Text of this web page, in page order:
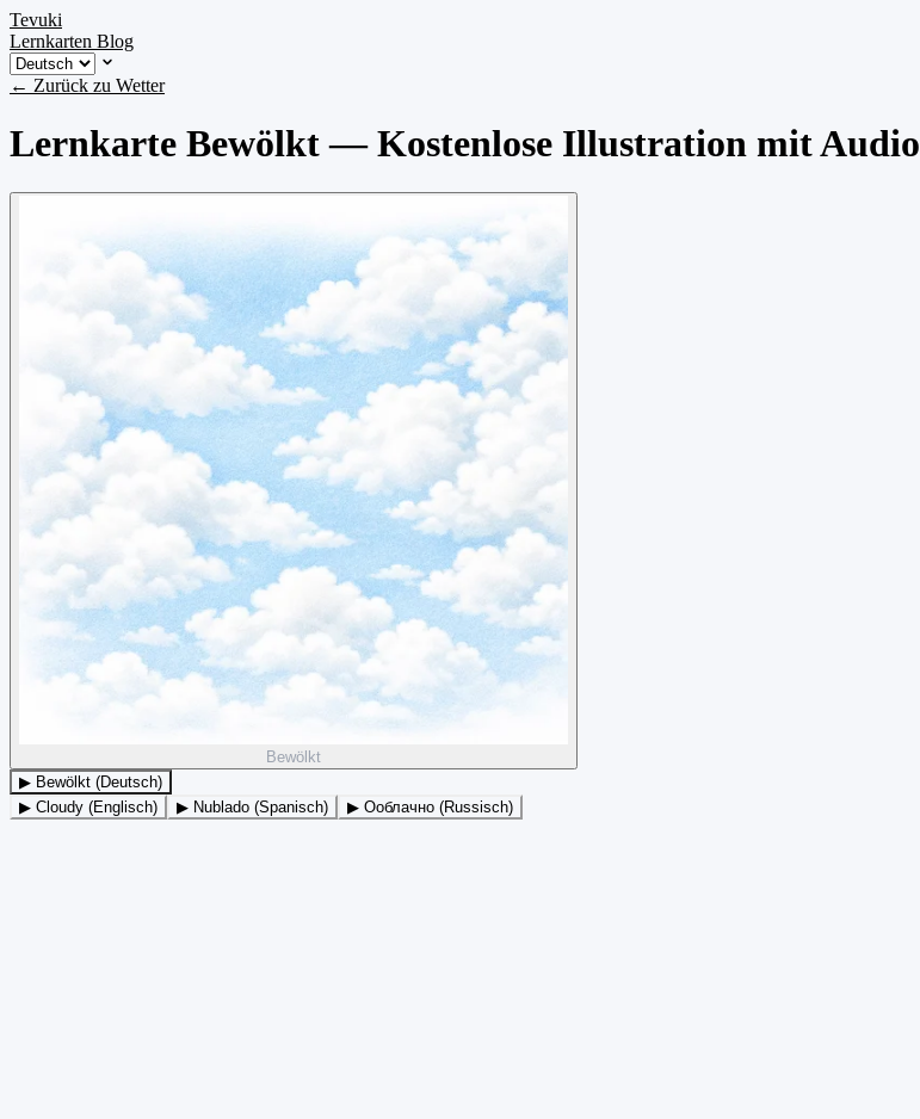
Tevuki
Lernkarten Blog
← Zurück zu Wetter
Lernkarte Bewölkt — Kostenlose Illustration mit Audio
Bewölkt
▶ Bewölkt (Deutsch)
▶ Cloudy (Englisch)
▶ Nublado (Spanisch) ▶ Ооблачно (Russisch)